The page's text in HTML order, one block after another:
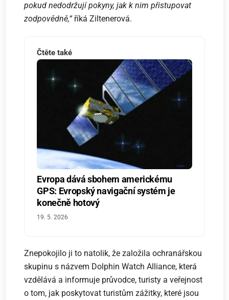
pokud nedodržují pokyny, jak k nim přistupovat
zodpovědně,“říká Ziltenerová.
Čtěte také
Evropa dává sbohem americkému
GPS: Evropský navigační systém je
konečně hotový
19. 5. 2026
Znepokojilo ji to natolik, že založila ochranářskou
skupinu s názvem Dolphin Watch Alliance, která
vzdělává a informuje průvodce, turisty a veřejnost
o tom, jak poskytovat turistům zážitky, které jsou